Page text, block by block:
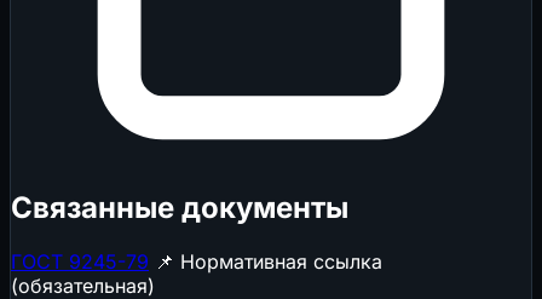
Связанные документы
ГОСТ 9245-79 📌 Нормативная ссылка
(обязательная)